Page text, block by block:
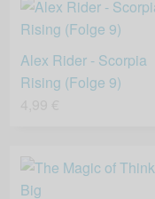
Alex Rider - Scorpia
Rising (Folge 9)